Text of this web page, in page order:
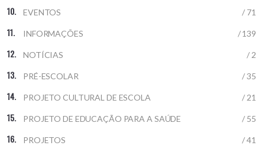
EVENTOS / 71
INFORMAÇÕES / 139
NOTÍCIAS / 2
PRÉ-ESCOLAR / 35
PROJETO CULTURAL DE ESCOLA / 21
PROJETO DE EDUCAÇÃO PARA A SAÚDE / 55
PROJETOS / 41